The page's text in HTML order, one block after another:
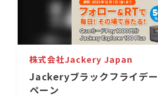
株式会社Jackery Japan
Jackeryブラックフライデ
ペーン